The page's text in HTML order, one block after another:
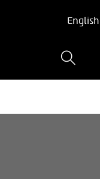
English